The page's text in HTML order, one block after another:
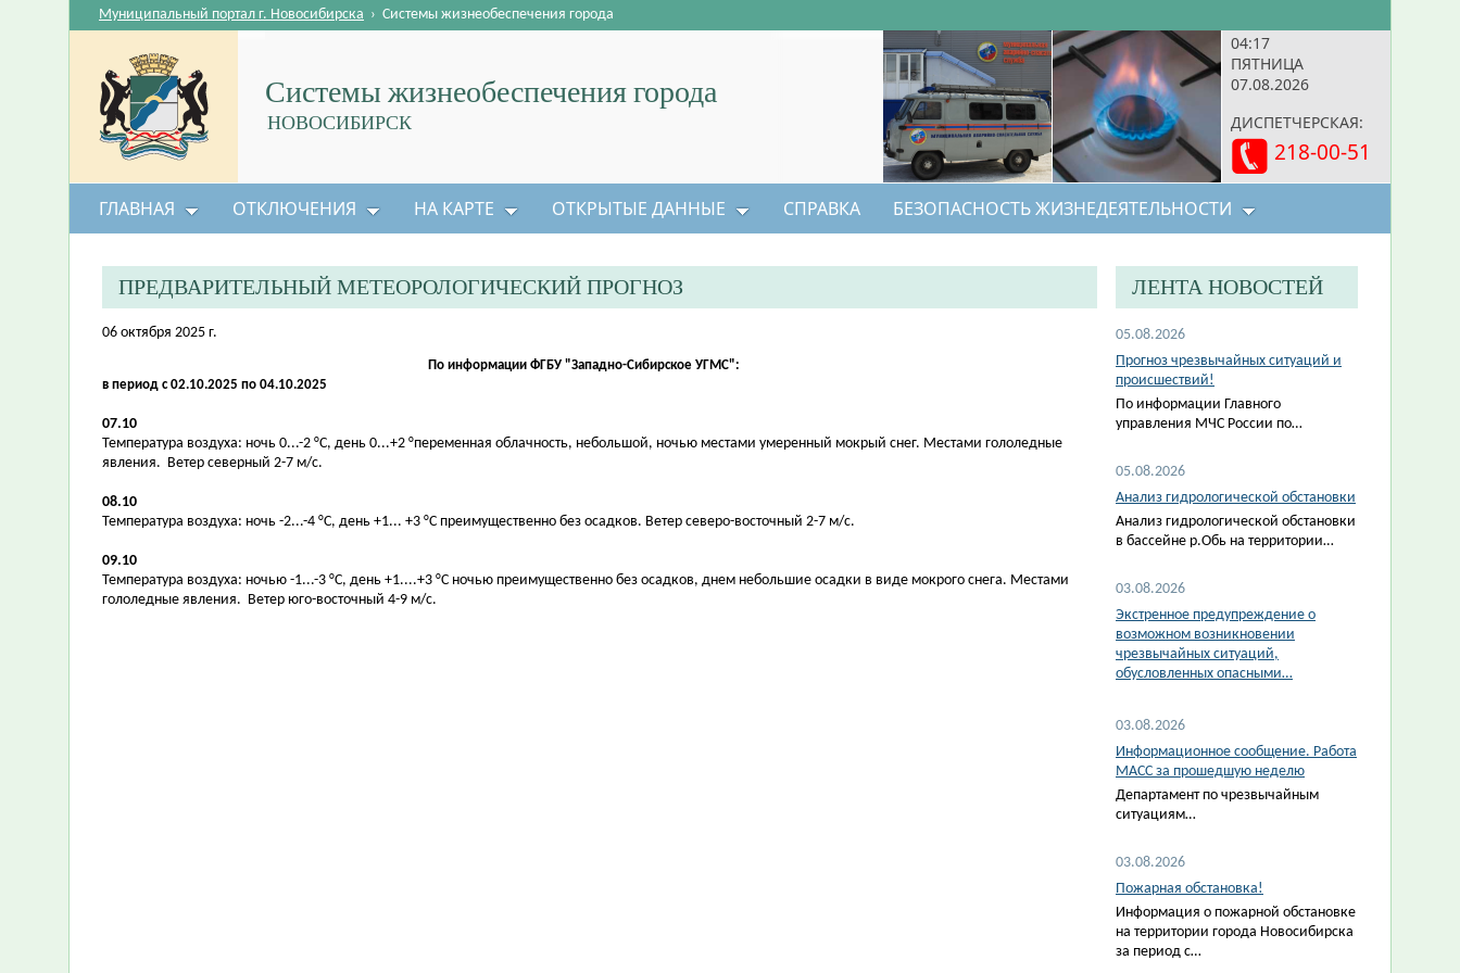
04:17
ПЯТНИЦА
07.08.2026
ДИСПЕТЧЕРСКАЯ:
218-00-51
Системы жизнеобеспечения города
НОВОСИБИРСК
Муниципальный портал г. Новосибирска › Системы жизнеобеспечения города
ГЛАВНАЯ ОТКЛЮЧЕНИЯ НА КАРТЕ ОТКРЫТЫЕ ДАННЫЕ СПРАВКА БЕЗОПАСНОСТЬ ЖИЗНЕДЕЯТЕЛЬНОСТИ
ПРЕДВАРИТЕЛЬНЫЙ МЕТЕОРОЛОГИЧЕСКИЙ ПРОГНОЗ
06 октября 2025 г.
По информации ФГБУ "Западно-Сибирское УГМС":
в период с 02.10.2025 по 04.10.2025
07.10
Температура воздуха: ночь 0...-2 °С, день 0...+2 °переменная облачность, небольшой, ночью местами умеренный мокрый снег. Местами гололедные
явления. Ветер северный 2-7 м/с.
08.10
Температура воздуха: ночь -2...-4 °С, день +1... +3 °С преимущественно без осадков. Ветер северо-восточный 2-7 м/с.
09.10
Температура воздуха: ночью -1...-3 °С, день +1....+3 °С ночью преимущественно без осадков, днем небольшие осадки в виде мокрого снега. Местами
гололедные явления. Ветер юго-восточный 4-9 м/с.
ЛЕНТА НОВОСТЕЙ
05.08.2026
Прогноз чрезвычайных ситуаций и
происшествий!
По информации Главного
управления МЧС России по…
05.08.2026
Анализ гидрологической обстановки
Анализ гидрологической обстановки
в бассейне р.Обь на территории…
03.08.2026
Экстренное предупреждение о
возможном возникновении
чрезвычайных ситуаций,
обусловленных опасными…
03.08.2026
Информационное сообщение. Работа
МАСС за прошедшую неделю
Департамент по чрезвычайным
ситуациям…
03.08.2026
Пожарная обстановка!
Информация о пожарной обстановке
на территории города Новосибирска
за период с…